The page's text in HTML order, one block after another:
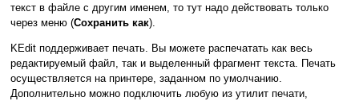
текст в файле с другим именем, то тут надо действовать только
через меню (Сохранить как).
KEdit поддерживает печать. Вы можете распечатать как весь
редактируемый файл, так и выделенный фрагмент текста. Печать
осуществляется на принтере, заданном по умолчанию.
Дополнительно можно подключить любую из утилит печати,